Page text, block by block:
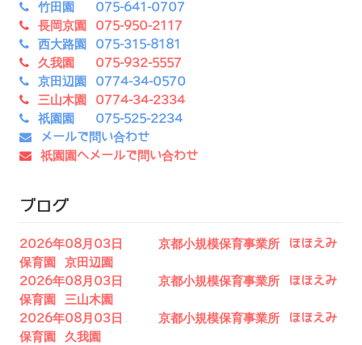
竹田園 075-641-0707
長岡京園 075-950-2117
西大路園 075-315-8181
久我園 075-932-5557
京田辺園 0774-34-0570
三山木園 0774-34-2334
祇園園 075-525-2234
メールで問い合わせ
祇園園へメールで問い合わせ
ブログ
2026年08月03日 京都小規模保育事業所 ほほえみ
保育園 京田辺園
2026年08月03日 京都小規模保育事業所 ほほえみ
保育園 三山木園
2026年08月03日 京都小規模保育事業所 ほほえみ
保育園 久我園